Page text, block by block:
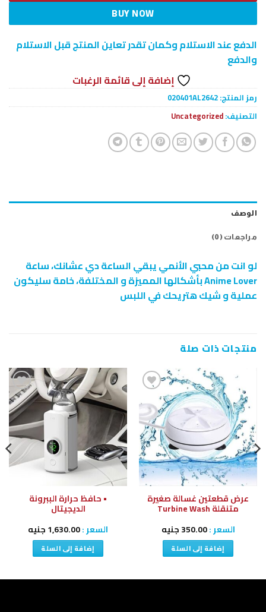
BUY NOW
الدفع عند الاستلام وكمان تقدر تعاين المنتج قبل الاستلام
والدفع
إضافة إلى قائمة الرغبات
رمز المنتج:020401AL2642
التصنيف:Uncategorized
الوصف
مراجعات (0)
لو انت من محبي الأنمي يبقي الساعة دي عشانك، ساعة
Anime Lover بأشكالها المميزة و المختلفة، خامة سليكون
عملية و شيك هتريحك في اللبس
منتجات ذات صلة
إلى
قائمة
الرغبات
عرض قطعتين غسالة صغيرة
متنقلة Turbine Wash
السعر :350.00جنيه
إضافة إلى السلة
إضافة
إلى
قائمة
الرغبات
• حافظ حرارة الببرونة
الديجيتال
السعر :1,630.00جنيه
إضافة إلى السلة